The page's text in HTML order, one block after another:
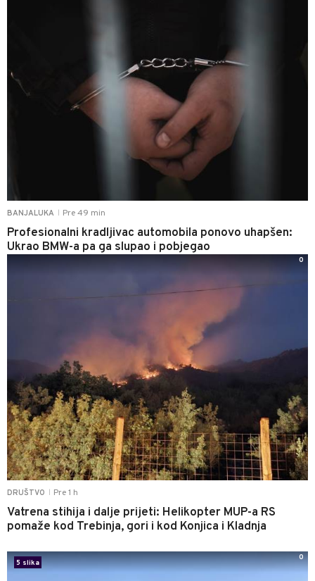
BANJALUKA Pre 49 min
Profesionalni kradljivac automobila ponovo uhapšen:
Ukrao BMW-a pa ga slupao i pobjegao
DRUŠTVO Pre 1 h
Vatrena stihija i dalje prijeti: Helikopter MUP-a RS
pomaže kod Trebinja, gori i kod Konjica i Kladnja
0
5 slika
0